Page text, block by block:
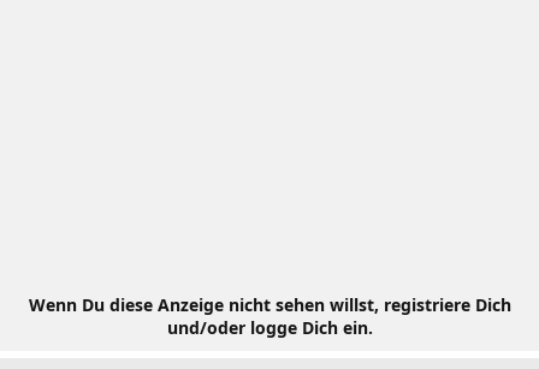
Wenn Du diese Anzeige nicht sehen willst, registriere Dich
und/oder logge Dich ein.